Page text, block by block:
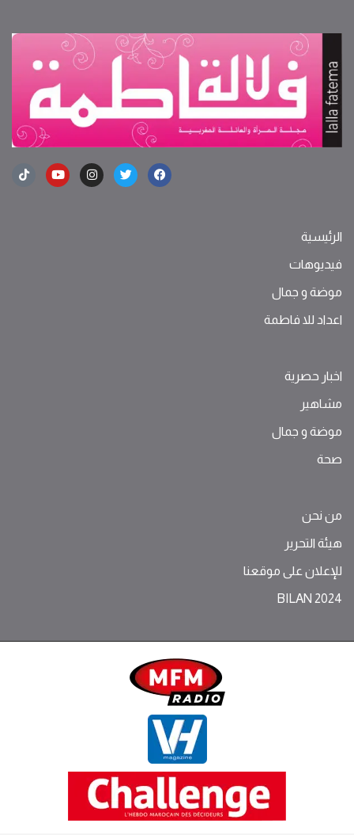
الرئيسية
فيديوهات
موضة ‫و‬ ‫‬‫جمال‬
اعداد للا فاطمة
اخبار حصرية
مشاهير
موضة ‫و‬ ‫‬‫جمال‬
صحة
من نحن
هيئة التحرير
للإعلان على موقعنا
BILAN 2024